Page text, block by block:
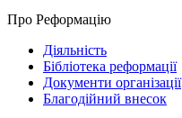
Про Реформацію
Діяльність
Бібліотека реформації
Документи організації
Благодійний внесок